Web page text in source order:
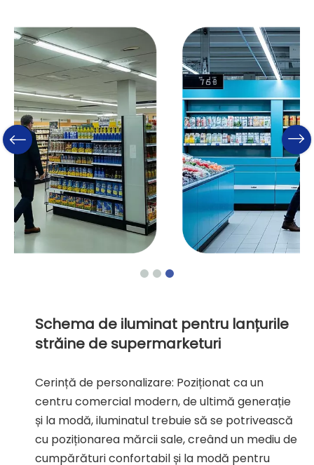
Schema de iluminat pentru lanțurile
străine de supermarketuri
Cerință de personalizare: Poziționat ca un
centru comercial modern, de ultimă generație
și la modă, iluminatul trebuie să se potrivească
cu poziționarea mărcii sale, creând un mediu de
cumpărături confortabil și la modă pentru